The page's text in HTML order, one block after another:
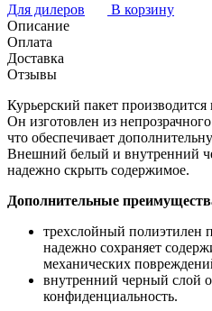
Для дилеров
В корзину
Описание
Оплата
Доставка
Отзывы
Курьерский пакет
Он изготовлен из
что обеспечивает
Внешний белый и внутренний
надежно скрыть содержимое.
Дополнительные
трехслойный полиэтилен
надежно сохраняет
механических
внутренний черный слой
конфиденциальность.